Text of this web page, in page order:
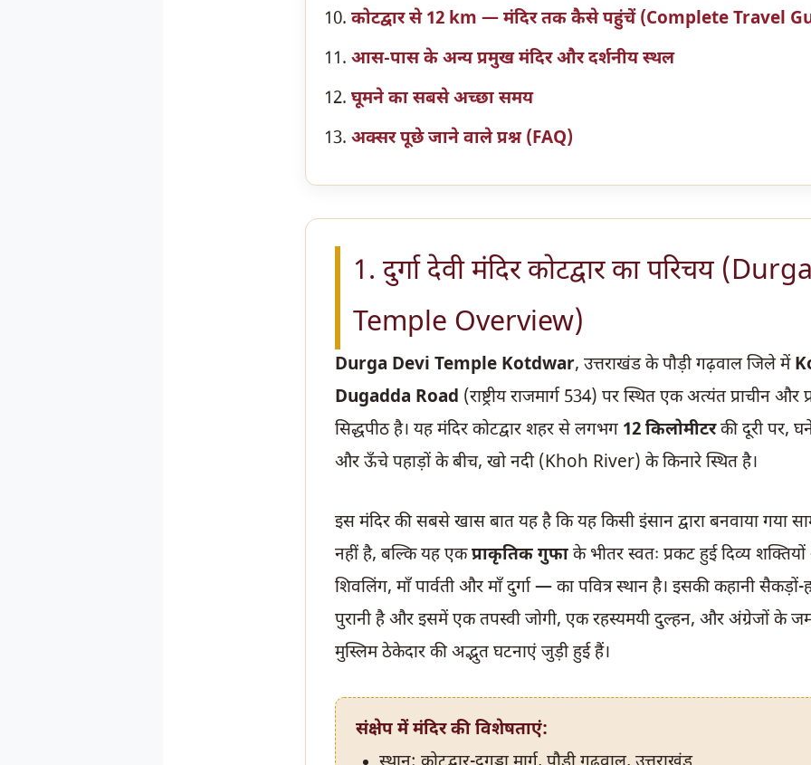
कोटद्वार से 12 km — मंदिर तक कैसे पहुंचें (Complete Travel
आस-पास के अन्य प्रमुख मंदिर और दर्शनीय स्थल
घूमने का सबसे अच्छा समय
अक्सर पूछे जाने वाले प्रश्न (FAQ)
1. दुर्गा देवी मंदिर कोटद्वार का परिचय
Temple Overview)
Durga Devi Temple Kotdwar, उत्तराखंड के पौड़ी गढ़वाल जिले में
Dugadda Road (राष्ट्रीय राजमार्ग 534) पर स्थित एक अत्यंत प्राचीन और
सिद्धपीठ है। यह मंदिर कोटद्वार शहर से लगभग 12 किलोमीटरकी दूरी पर,
और ऊँचे पहाड़ों के बीच, खो नदी (Khoh River) के किनारे स्थित है।
इस मंदिर की सबसे खास बात यह है कि यह किसी इंसान द्वारा बनवाया गया
नहीं है, बल्कि यह एकप्राकृतिक गुफाके भीतर स्वतः प्रकट हुई दिव्य
शिवलिंग, माँ पार्वती और माँ दुर्गा — का पवित्र स्थान है। इसकी कहानी सैकड़ों-
पुरानी है और इसमें एक तपस्वी जोगी, एक रहस्यमयी दुल्हन, और अंग्रेजों के
मुस्लिम ठेकेदार की अद्भुत घटनाएं जुड़ी हुई हैं।
संक्षेप में मंदिर की विशेषताएं: